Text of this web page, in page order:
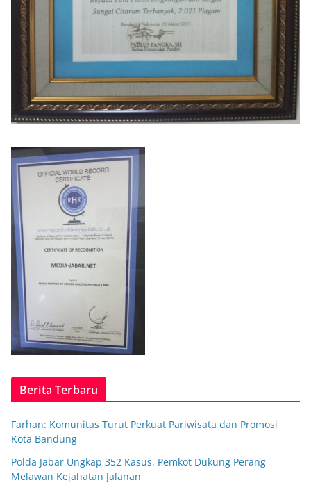
Berita Terbaru
Farhan: Komunitas Turut Perkuat Pariwisata dan Promosi
Kota Bandung
Polda Jabar Ungkap 352 Kasus, Pemkot Dukung Perang
Melawan Kejahatan Jalanan